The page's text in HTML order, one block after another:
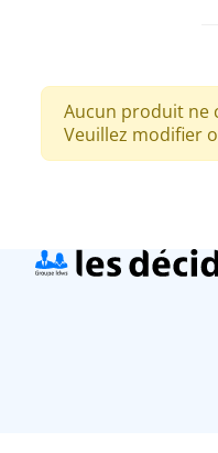
Aucun produit ne
Veuillez modifier